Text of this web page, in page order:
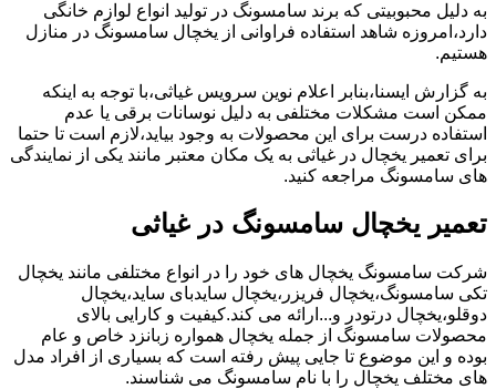
به دلیل محبوبیتی که برند سامسونگ در تولید انواع لوازم خانگی
دارد،امروزه شاهد استفاده فراوانی از یخچال سامسونگ در منازل
هستیم.
به گزارش ایسنا،بنابر اعلام نوین سرویس غیاثی،با توجه به اینکه
ممکن است مشکلات مختلفی به دلیل نوسانات برقی یا عدم
استفاده درست برای این محصولات به وجود بیاید،لازم است تا حتما
برای تعمیر یخچال در غیاثی به یک مکان معتبر مانند یکی از نمایندگی
های سامسونگ مراجعه کنید.
تعمیر یخچال سامسونگ در غیاثی
شرکت سامسونگ یخچال های خود را در انواع مختلفی مانند یخچال
تکی سامسونگ،یخچال فریزر،یخچال سایدبای ساید،یخچال
دوقلو،یخچال درتودر و...ارائه می کند.کیفیت و کارایی بالای
محصولات سامسونگ از جمله یخچال همواره زبانزد خاص و عام
بوده و این موضوع تا جایی پیش رفته است که بسیاری از افراد مدل
های مختلف یخچال را با نام سامسونگ می شناسند.